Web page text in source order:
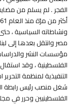
الفجر . لم يسلم من
مصر وانتقل بعدها إلى
مؤسسات النشر
الفلسطينية ، وقد
التنفيذية لمنظمة
شغل منصب رئيس رابطة
الفلسطينيين وحرر في